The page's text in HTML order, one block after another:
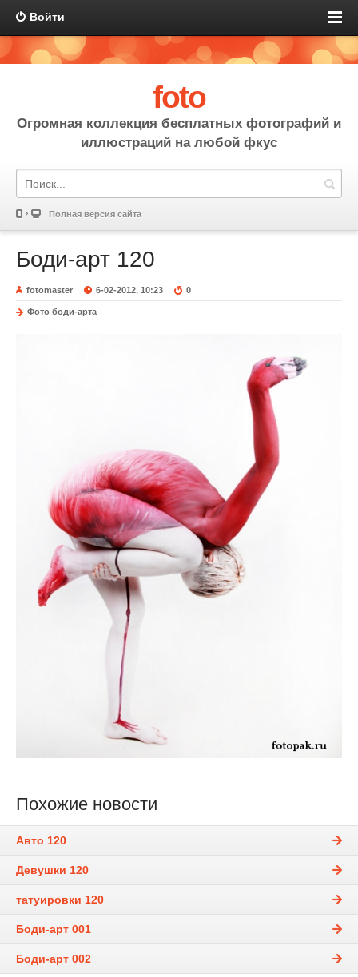
Войти
foto
Огромная коллекция бесплатных фотографий и
иллюстраций на любой фкус
Полная версия сайта
Боди-арт 120
fotomaster 6-02-2012, 10:23 0
Фото боди-арта
Похожие новости
Авто 120
Девушки 120
татуировки 120
Боди-арт 001
Боди-арт 002